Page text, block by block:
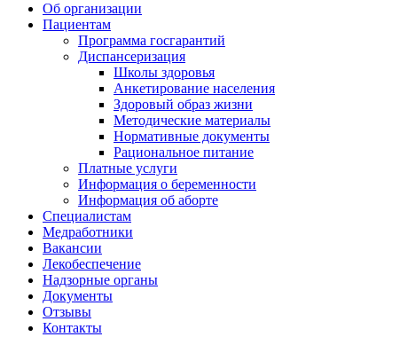
Об организации
Пациентам
Программа госгарантий
Диспансеризация
Школы здоровья
Анкетирование населения
Здоровый образ жизни
Методические материалы
Нормативные документы
Рациональное питание
Платные услуги
Информация о беременности
Информация об аборте
Специалистам
Медработники
Вакансии
Лекобеспечение
Надзорные органы
Документы
Отзывы
Контакты